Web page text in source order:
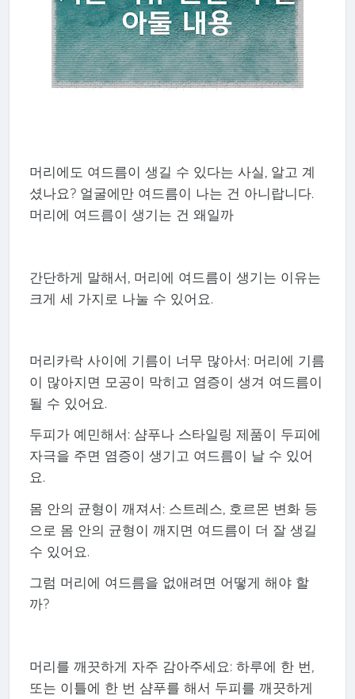
머리에도 여드름이 생길 수 있다는 사실, 알고 계
셨나요? 얼굴에만 여드름이 나는 건 아니랍니다.
머리에 여드름이 생기는 건 왜일까
간단하게 말해서, 머리에 여드름이 생기는 이유는
크게 세 가지로 나눌 수 있어요.
머리카락 사이에 기름이 너무 많아서: 머리에 기름
이 많아지면 모공이 막히고 염증이 생겨 여드름이
될 수 있어요.
두피가 예민해서: 샴푸나 스타일링 제품이 두피에
자극을 주면 염증이 생기고 여드름이 날 수 있어
요.
몸 안의 균형이 깨져서: 스트레스, 호르몬 변화 등
으로 몸 안의 균형이 깨지면 여드름이 더 잘 생길
수 있어요.
그럼 머리에 여드름을 없애려면 어떻게 해야 할
까?
머리를 깨끗하게 자주 감아주세요: 하루에 한 번,
또는 이틀에 한 번 샴푸를 해서 두피를 깨끗하게